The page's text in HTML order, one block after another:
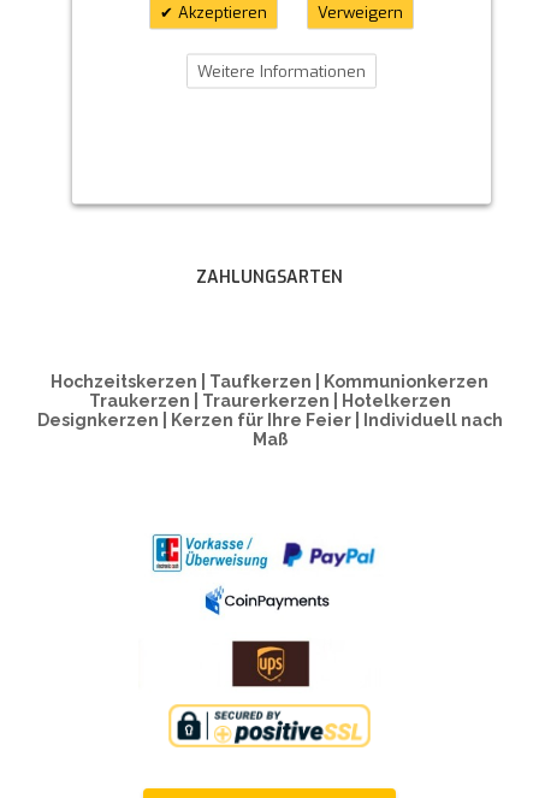
ZAHLUNGSARTEN
Hochzeitskerzen | Taufkerzen | Kommunionkerzen
Traukerzen | Traurerkerzen | Hotelkerzen
Designkerzen | Kerzen für Ihre Feier | Individuell nach
Maß
Akzeptieren Verweigern
Weitere Informationen